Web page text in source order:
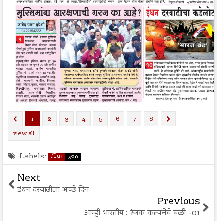
1 2 3 4 5 6 7
8
view all
Labels: ईपेपर 320
Next
इंधन दरवाढीला अच्छे दिन
Previous
आम्ही भारतीय : रंजक कल्पनेचे बळी -01